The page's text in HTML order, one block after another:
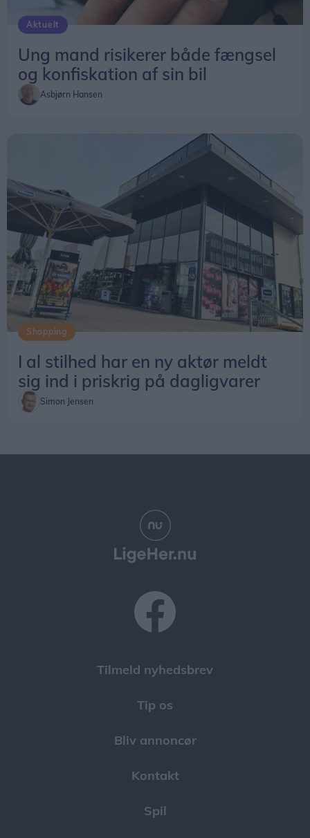
Aktuelt
Ung mand risikerer både fængsel
og konfiskation af sin bil
Asbjørn Hansen
Shopping
I al stilhed har en ny aktør meldt
sig ind i priskrig på dagligvarer
Simon Jensen
Tilmeld nyhedsbrev
Tip os
Bliv annoncør
Kontakt
Spil